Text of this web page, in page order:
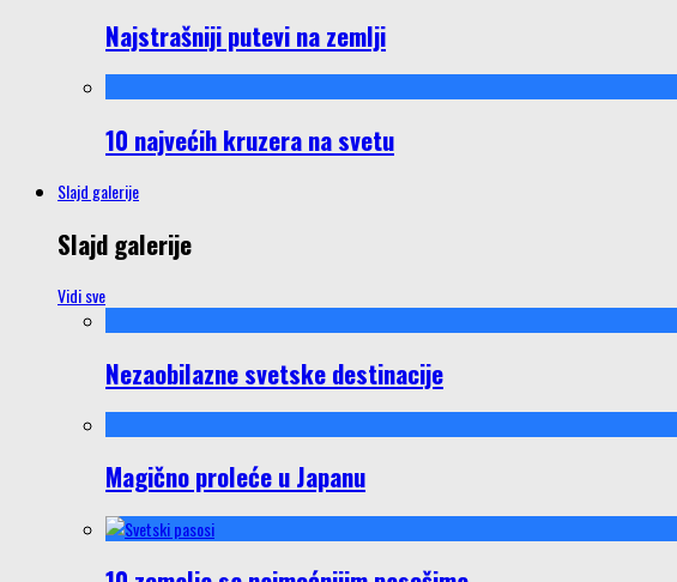
Najstrašniji putevi na zemlji
10 najvećih kruzera na svetu
Slajd galerije
Slajd galerije
Vidi sve
Nezaobilazne svetske destinacije
Magično proleće u Japanu